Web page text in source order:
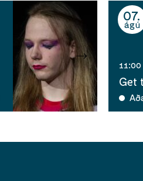
07
ágú
11:00
Get